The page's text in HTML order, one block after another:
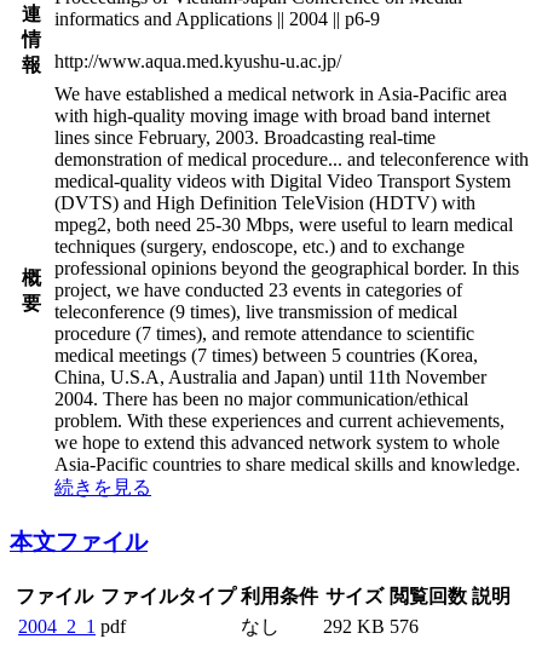
連
情
報
informatics and Applications || 2004 || p6-9
http://www.aqua.med.kyushu-u.ac.jp/
概
要
We have established a medical network in Asia-Pacific area
with high-quality moving image with broad band internet
lines since February, 2003. Broadcasting real-time
demonstration of medical procedure... and teleconference with
medical-quality videos with Digital Video Transport System
(DVTS) and High Definition TeleVision (HDTV) with
mpeg2, both need 25-30 Mbps, were useful to learn medical
techniques (surgery, endoscope, etc.) and to exchange
professional opinions beyond the geographical border. In this
project, we have conducted 23 events in categories of
teleconference (9 times), live transmission of medical
procedure (7 times), and remote attendance to scientific
medical meetings (7 times) between 5 countries (Korea,
China, U.S.A, Australia and Japan) until 11th November
2004. There has been no major communication/ethical
problem. With these experiences and current achievements,
we hope to extend this advanced network system to whole
Asia-Pacific countries to share medical skills and knowledge.
続きを見る
本文ファイル
ファイル ファイルタイプ 利用条件 サイズ 閲覧回数 説明
2004_2_1 pdf なし 292 KB 576